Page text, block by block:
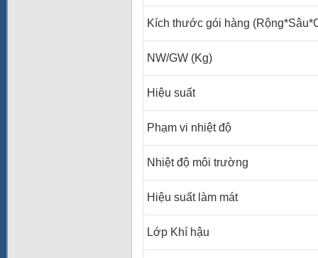
Kích thước gói hàng
NW/GW (Kg)
Hiệu suất
Phạm vi nhiệt độ
Nhiệt độ môi trường
Hiệu suất làm mát
Lớp Khí hậu